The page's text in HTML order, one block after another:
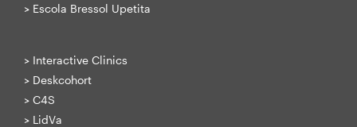
> Escola Bressol Upetita
> Interactive Clinics
> Deskcohort
> C4S
> LidVa